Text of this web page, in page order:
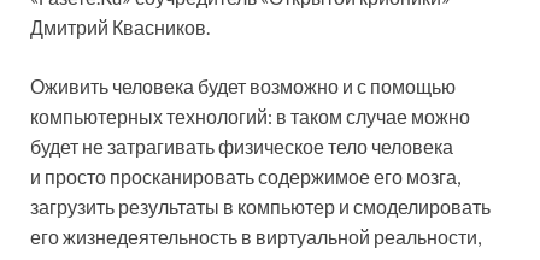
Дмитрий Квасников.
Оживить человека будет возможно и с помощью
компьютерных технологий: в таком случае можно
будет не затрагивать физическое тело человека
и просто просканировать содержимое его мозга,
загрузить результаты в компьютер и смоделировать
его жизнедеятельность в виртуальной реальности,